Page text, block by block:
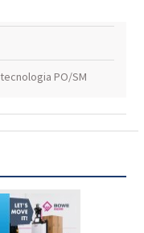
tecnologia PO/SM